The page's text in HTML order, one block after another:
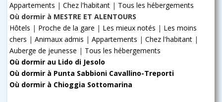
Appartements | Chez l'habitant | Tous les hébergements
Où dormir à MESTRE ET ALENTOURS
Hôtels | Proche de la gare | Les mieux notés | Les moins
chers | Animaux admis | Appartements | Chez l'habitant |
Auberge de jeunesse | Tous les hébergements
Où dormir au Lido di Jesolo
Où dormir à Punta Sabbioni Cavallino-Treporti
Où dormir à Chioggia Sottomarina